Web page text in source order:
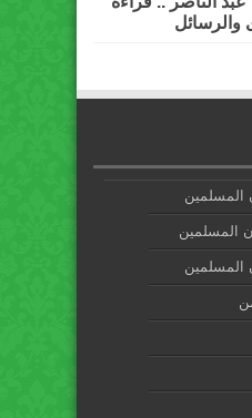
والرسائل
المسلمين
المسلمين
المسلمين